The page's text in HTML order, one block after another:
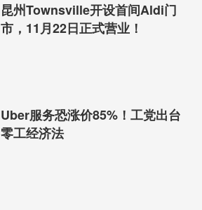
昆州Townsville开设首间Aldi门
市，11月22日正式营业！
Uber服务恐涨价85%！工党出台
零工经济法